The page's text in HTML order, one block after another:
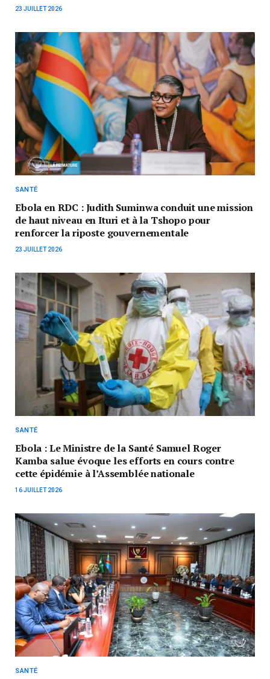
23 JUILLET 2026
SANTÉ
Ebola en RDC : Judith Suminwa conduit une mission
de haut niveau en Ituri et à la Tshopo pour
renforcer la riposte gouvernementale
23 JUILLET 2026
SANTÉ
Ebola : Le Ministre de la Santé Samuel Roger
Kamba salue évoque les efforts en cours contre
cette épidémie à l’Assemblée nationale
16 JUILLET 2026
SANTÉ